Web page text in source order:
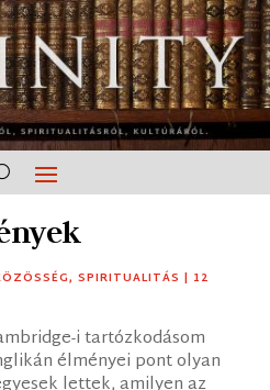
,SPIRITUALITÁS | 12
i tartózkodásom
élményei pont olyan